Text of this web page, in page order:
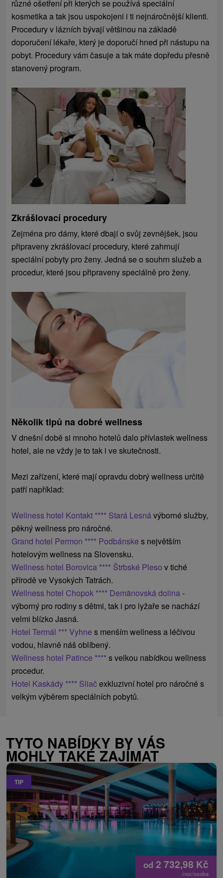
různé ošetření při kterých se používá speciální
kosmetika a tak jsou uspokojeni i ti nejnáročnější klienti.
Procedury v lázních bývají většinou na základě
doporučení lékaře, který je doporučí hned při nástupu na
pobyt. Procedury vám časuje a tak máte dopředu přesně
stanovený program.
Zkrášlovací procedury
Zejména pro dámy, které dbají o svůj zevnějšek, jsou
připraveny zkrášlovací procedury, které zahrnují
speciální pobyty pro ženy. Jedná se o souhrn služeb a
procedur, které jsou připraveny speciálně pro ženy.
Několik tipů na dobré wellness
V dnešní době si mnoho hotelů dalo přívlastek wellness
hotel, ale ne vždy je to tak i ve skutečnosti.
Mezi zařízení, které mají opravdu dobrý wellness určitě
patří například:
Wellness hotel Kontakt **** Stará Lesnávýborné služby,
pěkný wellness pro náročné.
Grand hotel Permon **** Podbánske s největším
hotelovým wellness na Slovensku.
Wellness hotel Borovica **** Štrbské Pleso v tiché
přírodě ve Vysokých Tatrách.
Wellness hotel Chopok **** Demänovská dolina-
výborný pro rodiny s dětmi, tak i pro lyžaře se nachází
velmi blízko Jasná.
Hotel Termál *** Vyhne s menším wellness a léčivou
vodou, hlavně náš oblíbený.
Wellness hotel Patince **** s velkou nabídkou wellness
procedur.
Hotel Kaskády **** Sliačexkluzivní hotel pro náročné s
velkým výběrem speciálních pobytů.
TYTO NABÍDKY BY VÁS
MOHLY TAKÉ ZAJÍMAT
TIP
od 2 732,98 Kč
/noc/osoba